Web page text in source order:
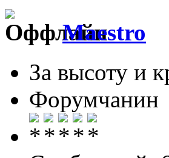
Maestro
За высоту и
Форумчанин